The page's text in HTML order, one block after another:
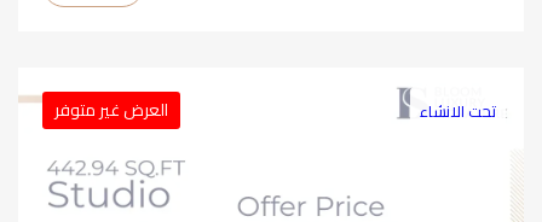
العرض غير متوفر تحت الانشاء